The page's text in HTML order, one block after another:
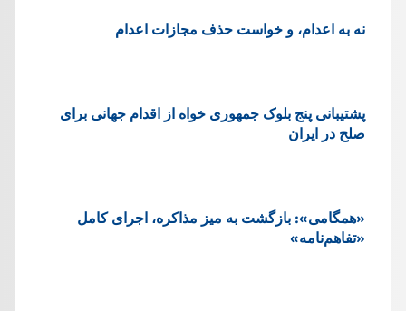
نه به اعدام، و خواست حذف مجازات اعدام
پشتيبانی پنج بلوک جمهوری خواه از اقدام جهانی برای
صلح در ایران
«همگامی»: بازگشت به میز مذاکره، اجرای کامل
«تفاهم‌نامه»